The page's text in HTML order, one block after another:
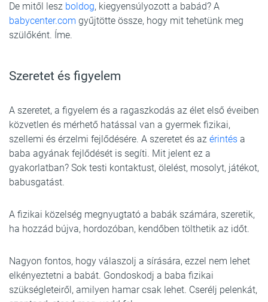
De mitől lesz boldog, kiegyensúlyozott a babád? A
babycenter.com gyűjtötte össze, hogy mit tehetünk meg
szülőként. Íme.
Szeretet és figyelem
A szeretet, a figyelem és a ragaszkodás az élet első éveiben
közvetlen és mérhető hatással van a gyermek fizikai,
szellemi és érzelmi fejlődésére. A szeretet és az érintés a
baba agyának fejlődését is segíti. Mit jelent ez a
gyakorlatban? Sok testi kontaktust, ölelést, mosolyt, játékot,
babusgatást.
A fizikai közelség megnyugtató a babák számára, szeretik,
ha hozzád bújva, hordozóban, kendőben tölthetik az időt.
Nagyon fontos, hogy válaszolj a sírására, ezzel nem lehet
elkényeztetni a babát. Gondoskodj a baba fizikai
szükségleteiről, amilyen hamar csak lehet. Cserélj pelenkát,